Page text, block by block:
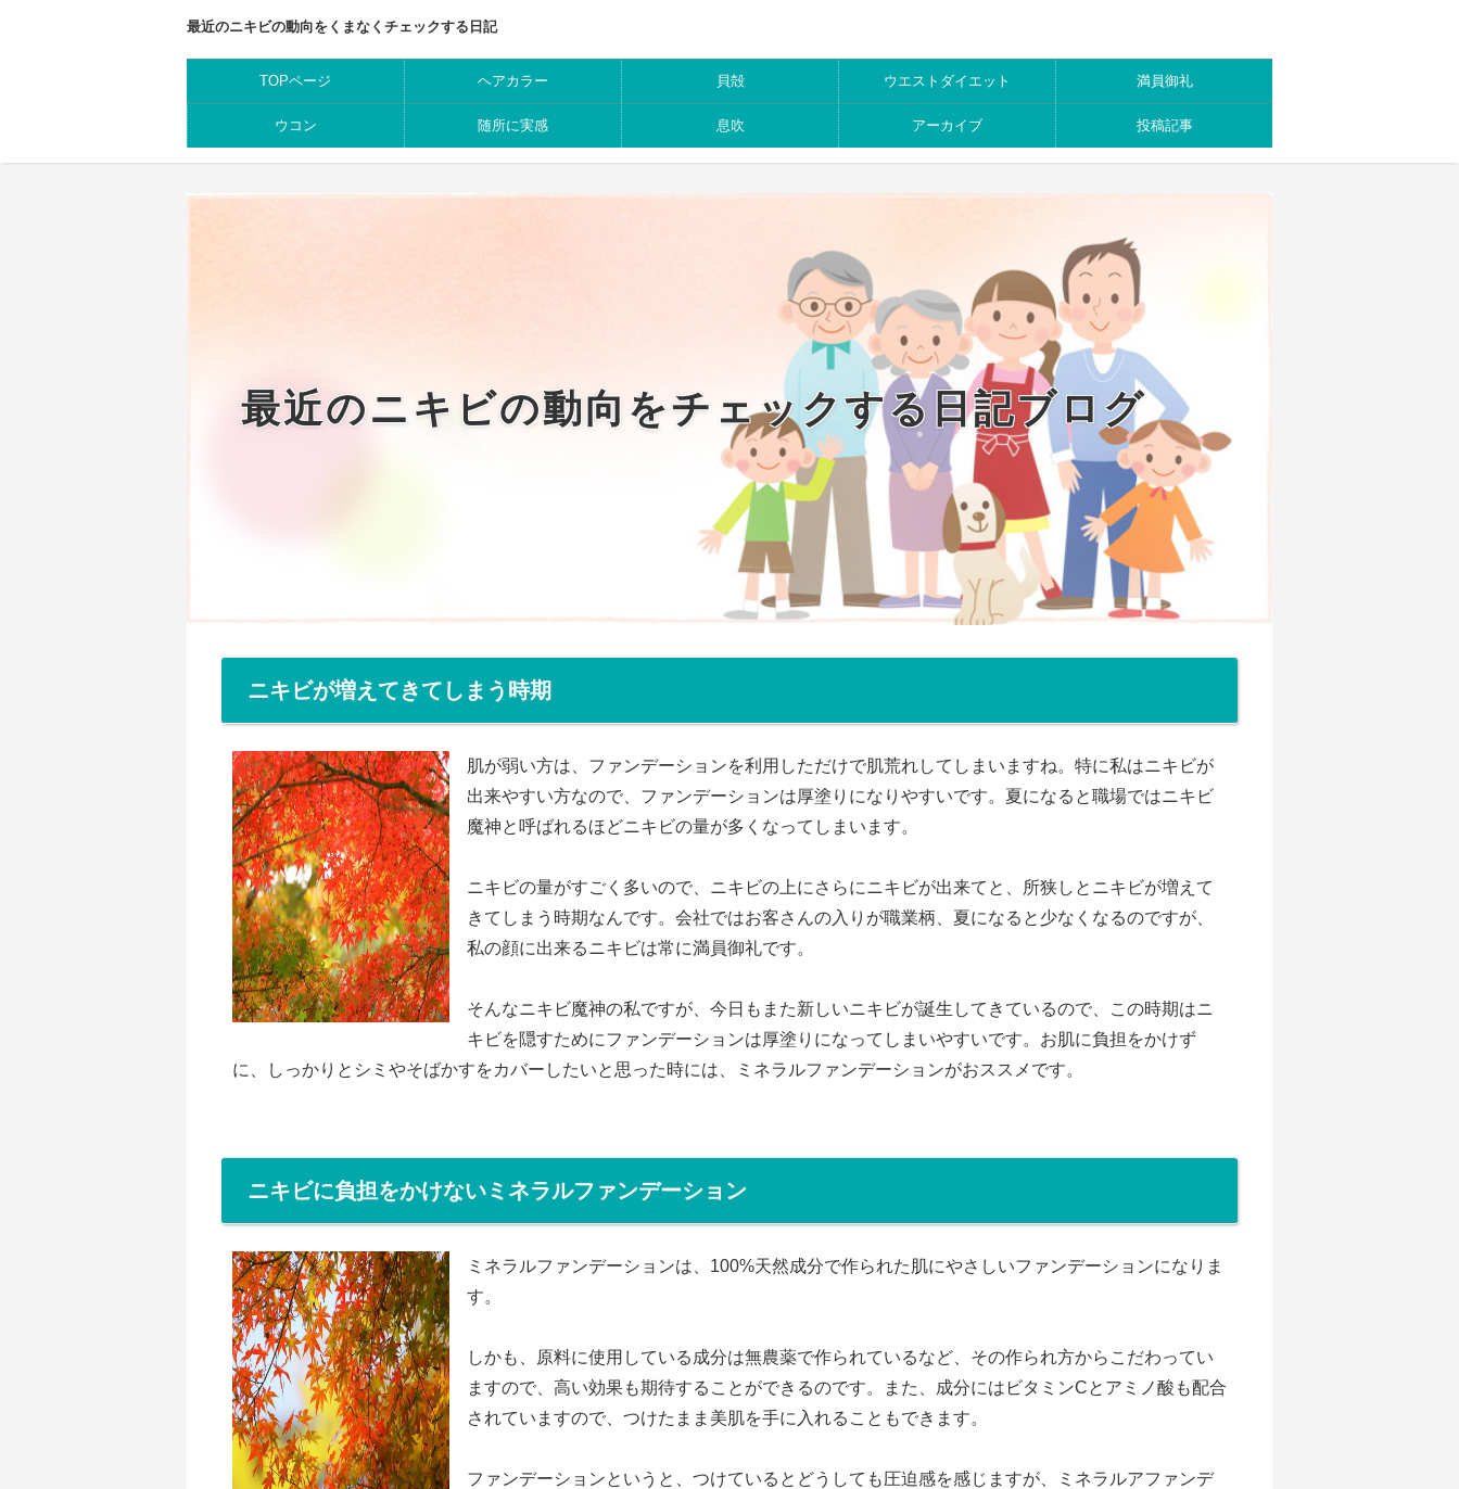
最近のニキビの動向をくまなくチェックする日記
TOPページ ヘアカラー 貝殻 ウエストダイエット 満員御礼
ウコン 随所に実感 息吹 アーカイブ 投稿記事
最近のニキビの動向をチェックする日記ブログ
ニキビが増えてきてしまう時期
肌が弱い方は、ファンデーションを利用しただけで肌荒れしてしまいますね。特に私はニキビが
出来やすい方なので、ファンデーションは厚塗りになりやすいです。夏になると職場ではニキビ
魔神と呼ばれるほどニキビの量が多くなってしまいます。
ニキビの量がすごく多いので、ニキビの上にさらにニキビが出来てと、所狭しとニキビが増えて
きてしまう時期なんです。会社ではお客さんの入りが職業柄、夏になると少なくなるのですが、
私の顔に出来るニキビは常に満員御礼です。
そんなニキビ魔神の私ですが、今日もまた新しいニキビが誕生してきているので、この時期はニ
キビを隠すためにファンデーションは厚塗りになってしまいやすいです。お肌に負担をかけず
に、しっかりとシミやそばかすをカバーしたいと思った時には、ミネラルファンデーションがおススメです。
ニキビに負担をかけないミネラルファンデーション
ミネラルファンデーションは、100%天然成分で作られた肌にやさしいファンデーションになりま
す。
しかも、原料に使用している成分は無農薬で作られているなど、その作られ方からこだわってい
ますので、高い効果も期待することができるのです。また、成分にはビタミンCとアミノ酸も配合
されていますので、つけたまま美肌を手に入れることもできます。
ファンデーションというと、つけているとどうしても圧迫感を感じますが、ミネラルアファンデ